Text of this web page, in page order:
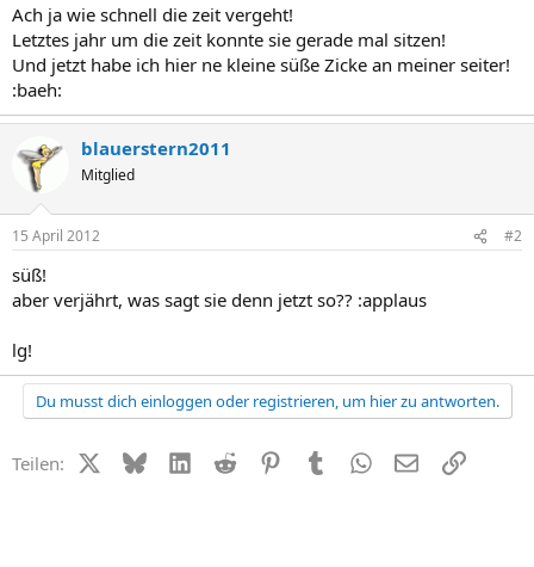
Ach ja wie schnell die zeit vergeht!
Letztes jahr um die zeit konnte sie gerade mal sitzen!
Und jetzt habe ich hier ne kleine süße Zicke an meiner seiter!
:baeh:
blauerstern2011
Mitglied
15 April 2012 #2
süß!
aber verjährt, was sagt sie denn jetzt so?? :applaus
lg!
Du musst dich einloggen oder registrieren, um hier zu antworten.
Teilen: X (Twitter)
BlueskyLinkedIn
Reddit PinterestTumblr WhatsApp
E-MailLink